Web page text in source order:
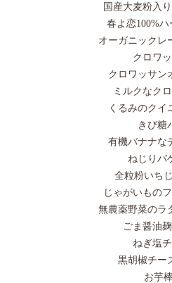
国産大麦粉入
春よ恋100%ハ
オーガニックレ
クロワッ
クロワッサン
ミルクなク
くるみのクイ
きび糖
有機バナナな
ねじりバ
全粒粉いち
じゃがいものフ
無農薬野菜のラ
ごま醤油
ねぎ塩
黒胡椒チー
お芋